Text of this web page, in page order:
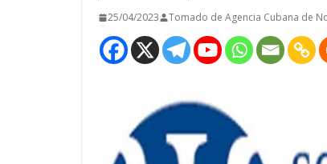
25/04/2023 Tomado de Agencia Cubana de